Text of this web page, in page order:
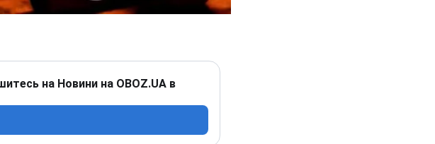
на Новини на OBOZ.UA в